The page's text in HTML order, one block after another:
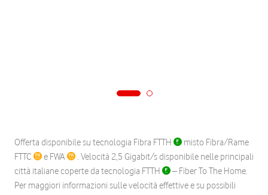
Offerta disponibile su tecnologia Fibra FTTH
misto Fibra/Rame
FTTC
e FWA
. Velocità 2,5 Gigabit/s disponibile nelle principali
città italiane coperte da tecnologia FTTH
– Fiber To The Home.
Per maggiori informazioni sulle velocità effettive e su possibili